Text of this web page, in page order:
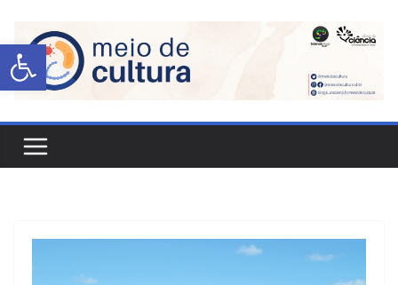
Abrir a barra de ferramentas